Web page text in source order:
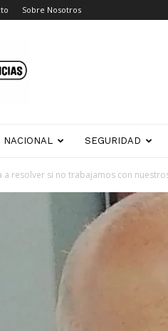
Sobre Nosotros
NACIONAL SEGURIDAD
a resolver si no trabajamos con